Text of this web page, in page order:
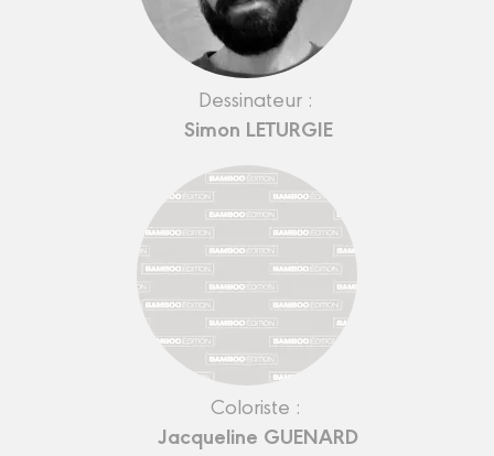
Dessinateur :
Simon LETURGIE
Coloriste :
Jacqueline GUENARD